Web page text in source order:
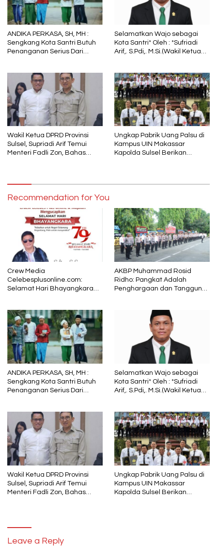
ANDIKA PERKASA, SH, MH :
Sengkang Kota Santri Butuh
Penanganan Serius Dari
Selamatkan Wajo sebagai
Kota Santri* Oleh : *Sufriadi
Arif,. S.Pdi,. M.Si.(Wakil Ketua
Wakil Ketua DPRD Provinsi
Sulsel, Supriadi Arif Temui
Menteri Fadli Zon, Bahas
Ungkap Pabrik Uang Palsu di
Kampus UIN Makassar
Kapolda Sulsel Berikan
Recommendation for You
Crew Media
Celebesplusonline.com:
Selamat Hari Bhayangkara
dalam Sunyi dan Terang
AKBP Muhammad Rosid
Ridho: Pangkat Adalah
Penghargaan dan Tanggung
ANDIKA PERKASA, SH, MH :
Sengkang Kota Santri Butuh
Penanganan Serius Dari
Selamatkan Wajo sebagai
Kota Santri* Oleh : *Sufriadi
Arif,. S.Pdi,. M.Si.(Wakil Ketua
Wakil Ketua DPRD Provinsi
Sulsel, Supriadi Arif Temui
Menteri Fadli Zon, Bahas
Ungkap Pabrik Uang Palsu di
Kampus UIN Makassar
Kapolda Sulsel Berikan
Leave a Reply